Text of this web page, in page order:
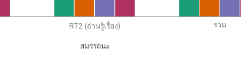
RT2 (อ่านรู้เรื่อง) รวม
สมรรถนะ